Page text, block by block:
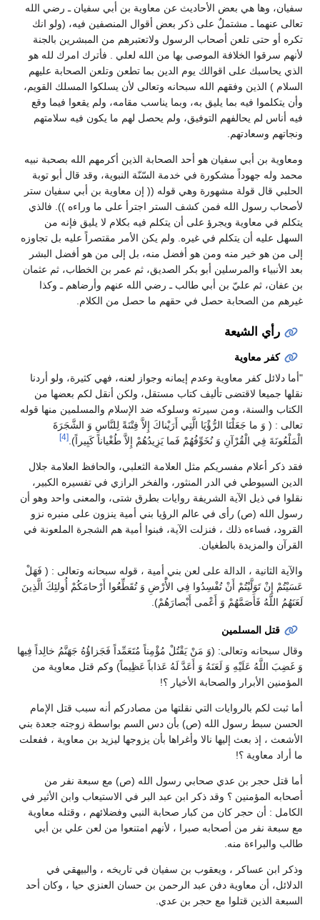
سفيان، وها هي بعض الأحاديث عن معاوية بن أبي سفيان ـ رضي الله
تعالى عنهما ـ مشتملٌ على ذكر بعض أقوال المنصفين فيه، (ولو انك
تكره أو حتى تلعن أصحاب الرسول ولاتعتبرهم من المبشرين بالجنة
لأنهم سرقوا الخلافة الموصى بها من الله لعلي . فأترك امرك لله هو
الذي يحاسبك على اقوالك يوم الدين بما تطعن وتلعن الصحابة عليهم
السلام ) الذين وفقهم الله سبحانه وتعالى لأن يسلكوا المسلك القويم،
وأن يتكلموا فيه بما يليق به، وبما يناسب مقامه، ولم يقعوا فيما وقع
فيه أناس لم يحالفهم التوفيق، ولم يحصل لهم ما يكون فيه سلامتهم
ونجاتهم وسعادتهم.
ومعاوية بن أبي سفيان هو أحد الصحابة الذين أكرمهم الله بصحبة نبيه
محمد وله جهوداً مشكورة في خدمة السّنّة النبوية، وقد قال أبو توبة
الحلبي قال قولة مشهورة وهي قوله (( إن معاوية بن أبي سفيان ستر
لأصحاب رسول الله فمن كشف الستر اجترأ على ما وراءه )). فالذي
يتكلم في معاوية ويجرؤ على أن يتكلم فيه بكلام لا يليق فإنه من
السهل عليه أن يتكلم في غيره. ولم يكن الأمر مقتصراً عليه بل تجاوزه
إلى من هو خير منه ومن هو أفضل منه، بل إلى من هو أفضل البشر
بعد الأنبياء والمرسلين أبو بكر الصديق، ثم عمر بن الخطاب، ثم عثمان
بن عفان، ثم عليّ بن أبي طالب ـ رضي الله عنهم وأرضاهم ـ وكذا
غيرهم من الصحابة حصل في حقهم ما حصل من الكلام.
رأي الشيعة
كفر معاوية
"أما دلائل كفر معاوية وعدم إيمانه وجواز لعنه، فهي كثيرة، ولو أردنا
نقلها جميعا لاقتضى تأليف كتاب مستقل، ولكن أنقل لكم بعضها من
الكتاب والسنة، ومن سيرته وسلوكه ضد الإسلام والمسلمين منها قوله
تعالى : ( وَ ما جَعَلْنَا الرُّؤْيَا الَّتِي أَرَيْناكَ إِلاَّ فِتْنَةً لِلنَّاسِ وَ الشَّجَرَةَ
الْمَلْعُونَةَ فِي الْقُرْآنِ وَ نُخَوِّفُهُمْ فَما يَزِيدُهُمْ إِلاَّ طُغْياناً كَبِيراً). [4]
فقد ذكر أعلام مفسريكم مثل العلامة الثعلبي، والحافظ العلامة جلال
الدين السيوطي في الدر المنثور، والفخر الرازي في تفسيره الكبير،
نقلوا في ذيل الآية الشريفة روايات بطرق شتى، والمعنى واحد وهو أن
رسول الله (ص) رأى في عالم الرؤيا بني أمية ينزون على منبره نزو
القرود، فساءه ذلك ، فنزلت الآية، فبنوا أمية هم الشجرة الملعونة في
القرآن والمزيدة بالطغيان.
والآية الثانية ، الدالة على لعن بني أمية ، قوله سبحانه وتعالى : ( فَهَلْ
عَسَيْتُمْ إِنْ تَوَلَّيْتُمْ أَنْ تُفْسِدُوا فِي الأَْرْضِ وَ تُقَطِّعُوا أَرْحامَكُمْ أُولئِكَ الَّذِينَ
لَعَنَهُمُ اللَّهُ فَأَصَمَّهُمْ وَ أَعْمى أَبْصارَهُمْ).
قتل المسلمين
وقال سبحانه وتعالى: (وَ مَنْ يَقْتُلْ مُؤْمِناً مُتَعَمِّداً فَجَزاؤُهُ جَهَنَّمُ خالِداً فِيها
وَ غَضِبَ اللَّهُ عَلَيْهِ وَ لَعَنَهُ وَ أَعَدَّ لَهُ عَذاباً عَظِيماً) وكم قتل معاوية من
المؤمنين الأبرار والصحابة الأخيار ؟!
أما ثبت لكم بالروايات التي نقلتها من مصادركم أنه سبب قتل الإمام
الحسن سبط رسول الله (ص) بأن دس السم بواسطة زوجته جعدة بني
الأشعث ، إذ بعث إليها نالا وأغراها بأن يزوجها ليزيد بن معاوية ، ففعلت
ما أراد معاوية ؟!
أما قتل حجر بن عدي صحابي رسول الله (ص) مع سبعة نفر من
أصحابه المؤمنين ؟ وقد ذكر ابن عبد البر في الاستيعاب وابن الأثير في
الكامل : أن حجر كان من كبار صحابة النبي وفضلائهم ، وقتله معاوية
مع سبعة نفر من أصحابه صبرا ، لأنهم امتنعوا من لعن علي بن أبي
طالب والبراءة منه.
وذكر ابن عساكر ، ويعقوب بن سفيان في تاريخه ، والبيهقي في
الدلائل، أن معاوية دفن عبد الرحمن بن حسان العنزي حيا ، وكان أحد
السبعة الذين قتلوا مع حجر بن عدي.